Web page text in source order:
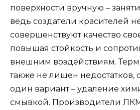
поверхности вручную –
ведь создатели красителей
совершенствуют качество
повышая стойкость и
внешним воздействиям.
также не лишен недостатков,
один вариант – удаление
смывкой. Производители